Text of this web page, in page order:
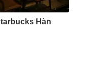
Hàn